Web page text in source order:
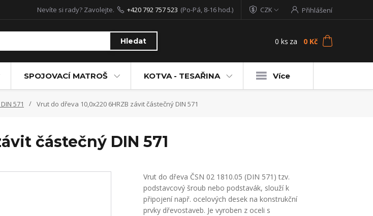
CZK Přihlášení
Hledat
Nevíte si rady? Zavolejte. +420 792 757 523 (Po-Pá, 8-16 hod.)
0 ks za 0 Kč
SPOJOVACÍ MATROŠ KOTVA - TESAŘINA Více
571 Vrut do dřeva 10,0x220 6HRZB závit částečný DIN 571
částečný DIN 571
Vrut do dřeva ČSN 02 1810.05 (DIN 571) tzv.
podstavcový šroub nebo podstavák, slouží k
připojení např. ocelových desek na konstrukční
prvky dřevostaveb. Je vyroben z oceli s